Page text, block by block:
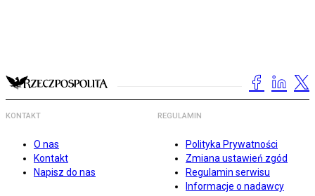
KONTAKT
O nas
Kontakt
Napisz do nas
REGULAMIN
Polityka Prywatności
Zmiana ustawień zgód
Regulamin serwisu
Informacje o nadawcy